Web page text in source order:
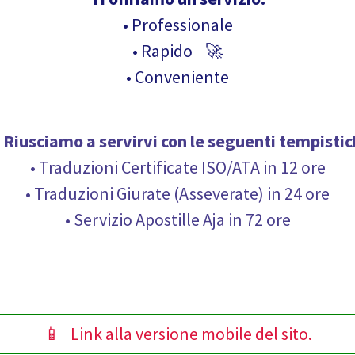
• Professionale
• Rapido 🚀
• Conveniente
a servirvi con le seguenti
• Traduzioni Certificate ISO/ATA in 12 ore
• Traduzioni Giurate (Asseverate) in 24 ore
• Servizio Apostille Aja in 72 ore
📱 Link alla versione mobile del sito.